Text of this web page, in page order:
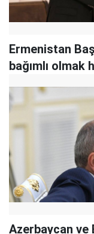
Ermenistan
bağımlı olmak
Azerbaycan ve